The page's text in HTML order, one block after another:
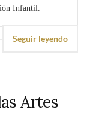
Infantil.
Seguir leyendo
Artes